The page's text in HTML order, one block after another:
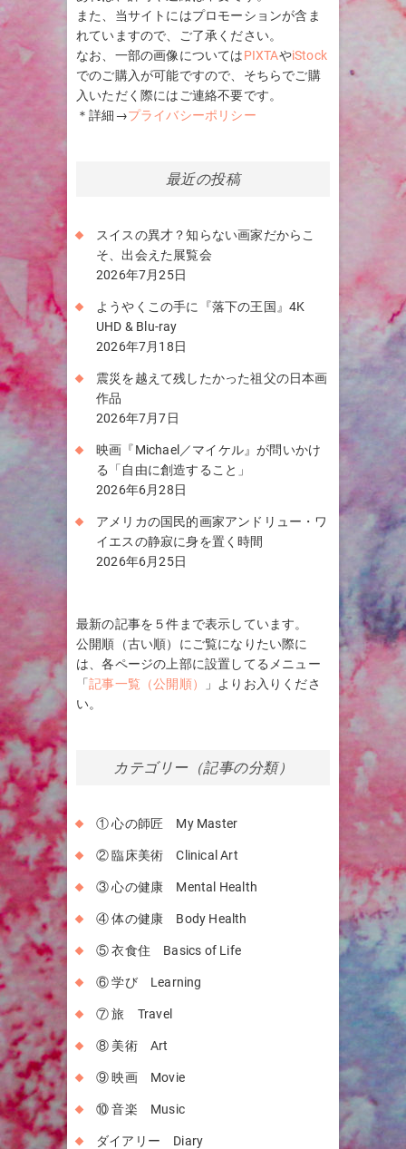
また、当サイトにはプロモーションが含ま
れていますので、ご了承ください。
なお、一部の画像についてはPIXTAやiStock
でのご購入が可能ですので、そちらでご購
入いただく際にはご連絡不要です。
＊詳細→プライバシーポリシー
最近の投稿
スイスの異才？知らない画家だからこ
そ、出会えた展覧会
2026年7月25日
ようやくこの手に『落下の王国』4K
UHD & Blu-ray
2026年7月18日
震災を越えて残したかった祖父の日本画
作品
2026年7月7日
映画『Michael／マイケル』が問いかけ
る「自由に創造すること」
2026年6月28日
アメリカの国民的画家アンドリュー・ワ
イエスの静寂に身を置く時間
2026年6月25日
最新の記事を５件まで表示しています。
公開順（古い順）にご覧になりたい際に
は、各ページの上部に設置してるメニュー
「記事一覧（公開順）
」よりお入りくださ
い。
カテゴリー（記事の分類）
① 心の師匠 My Master
② 臨床美術 Clinical Art
③ 心の健康 Mental Health
④ 体の健康 Body Health
⑤ 衣食住 Basics of Life
⑥ 学び Learning
⑦ 旅 Travel
⑧ 美術 Art
⑨ 映画 Movie
⑩ 音楽 Music
ダイアリー Diary